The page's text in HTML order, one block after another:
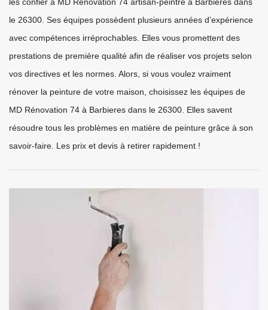
le 26300. Ses équipes possèdent plusieurs années d’expérience
avec compétences irréprochables. Elles vous promettent des
prestations de première qualité afin de réaliser vos projets selon
vos directives et les normes. Alors, si vous voulez vraiment
rénover la peinture de votre maison, choisissez les équipes de
MD Rénovation 74 à Barbieres dans le 26300. Elles savent
résoudre tous les problèmes en matière de peinture grâce à son
savoir-faire. Les prix et devis à retirer rapidement !